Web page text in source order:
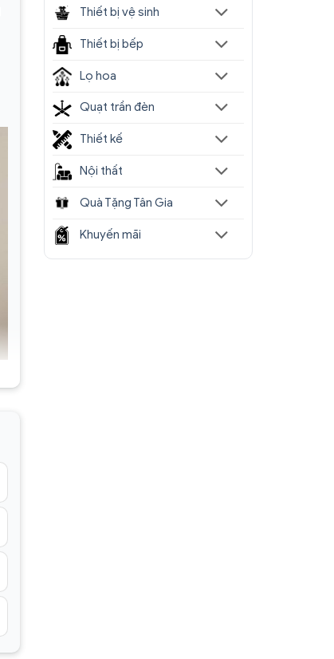
Thiết bị vệ sinh
Thiết bị bếp
Lọ hoa
Quạt trần đèn
Thiết kế
Nội thất
Quà Tặng Tân Gia
Khuyến mãi